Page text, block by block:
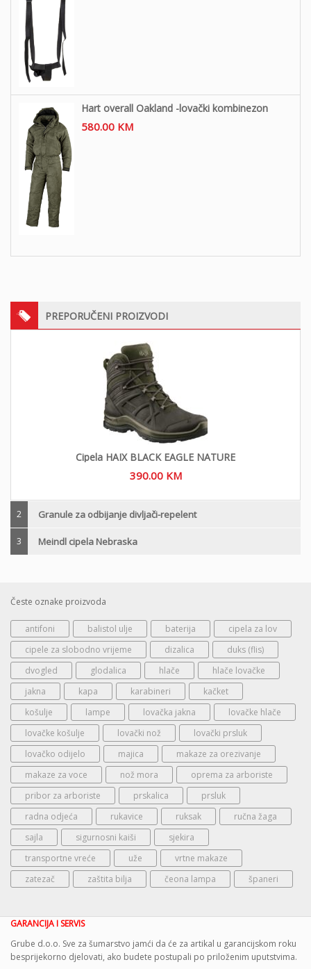
Hart overall Oakland -lovački kombinezon
580.00 KM
PREPORUČENI PROIZVODI
Cipela HAIX BLACK EAGLE NATURE
390.00 KM
2 Granule za odbijanje divljači-repelent
3 Meindl cipela Nebraska
Česte oznake proizvoda
antifoni balistol ulje baterija
cipela za lov
cipele za slobodno vrijeme
dizalica
duks (flis)
dvogled
glodalica hlače
hlače lovačke
jakna
kapa karabineri
kačket
košulje
lampe lovačka jakna
lovačke hlače
lovačke košulje
lovački nož
lovački prsluk
lovačko odijelo
majica
makaze za orezivanje
makaze za voce
nož mora
oprema za arboriste
pribor za arboriste
prskalica
prsluk
radna odjeća
rukavice ruksak
ručna žaga
sajla
sigurnosni kaiši
sjekira
transportne vreće
uže
vrtne makaze
zatezač
zaštita bilja čeona lampa španeri
GARANCIJA I SERVIS
Grube d.o.o. Sve za šumarstvo jamći da će za artikal u garancijskom roku
besprijekorno djelovati, ako budete postupali po priloženim uputstvima.